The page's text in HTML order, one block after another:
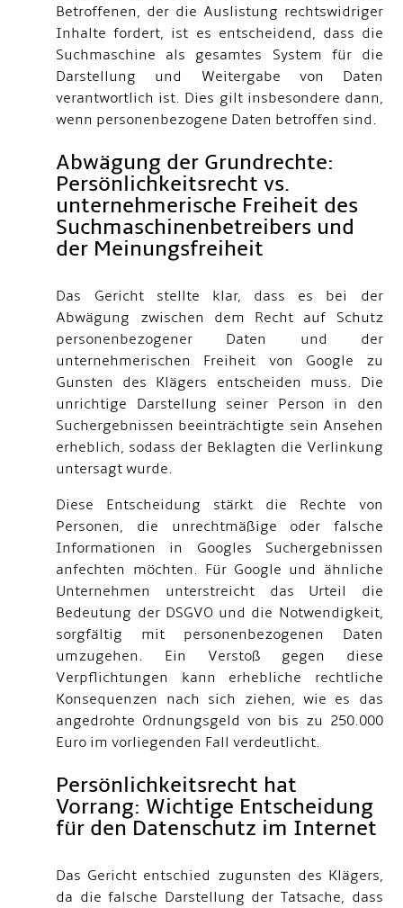
Betroffenen, der die Auslistung rechtswidriger
Inhalte fordert, ist es entscheidend, dass die
Suchmaschine als gesamtes System für die
Darstellung und Weitergabe von Daten
verantwortlich ist. Dies gilt insbesondere dann,
wenn personenbezogene Daten betroffen sind.
Abwägung der Grundrechte:
Persönlichkeitsrecht vs.
unternehmerische Freiheit des
Suchmaschinenbetreibers und
der Meinungsfreiheit
Das Gericht stellte klar, dass es bei der
Abwägung zwischen dem Recht auf Schutz
personenbezogener Daten und der
unternehmerischen Freiheit von Google zu
Gunsten des Klägers entscheiden muss. Die
unrichtige Darstellung seiner Person in den
Suchergebnissen beeinträchtigte sein Ansehen
erheblich, sodass der Beklagten die Verlinkung
untersagt wurde.
Diese Entscheidung stärkt die Rechte von
Personen, die unrechtmäßige oder falsche
Informationen in Googles Suchergebnissen
anfechten möchten. Für Google und ähnliche
Unternehmen unterstreicht das Urteil die
Bedeutung der DSGVO und die Notwendigkeit,
sorgfältig mit personenbezogenen Daten
umzugehen. Ein Verstoß gegen diese
Verpflichtungen kann erhebliche rechtliche
Konsequenzen nach sich ziehen, wie es das
angedrohte Ordnungsgeld von bis zu 250.000
Euro im vorliegenden Fall verdeutlicht.
Persönlichkeitsrecht hat
Vorrang: Wichtige Entscheidung
für den Datenschutz im Internet
Das Gericht entschied zugunsten des Klägers,
da die falsche Darstellung der Tatsache, dass